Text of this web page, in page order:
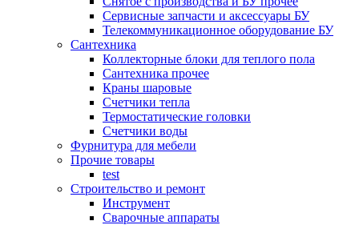
Сервисные запчасти и аксессуары БУ
Телекоммуникационное оборудование БУ
Сантехника
Коллекторные блоки для теплого пола
Сантехника прочее
Краны шаровые
Счетчики тепла
Термоcтатические головки
Счетчики воды
Фурнитура для мебели
Прочие товары
test
Строительство и ремонт
Инструмент
Сварочные аппараты